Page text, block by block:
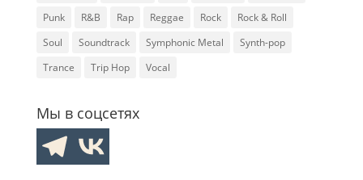
Punk
R&B Rap Reggae Rock
Rock & Roll
Soul
Soundtrack Symphonic Metal
Synth-pop
Trance
Trip Hop Vocal
Мы в соцсетях